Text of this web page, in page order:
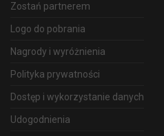
Zostań partnerem
Logo do pobrania
Nagrody i wyróżnienia
Polityka prywatności
Dostęp i wykorzystanie danych
Udogodnienia